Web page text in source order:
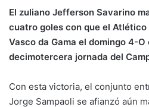
El zuliano Jefferson Savarino
cuatro goles con que el
Vasco da Gama el domingo 4-
decimotercera jornada del
Con esta victoria, el conjunto
Jorge Sampaoli se afianzó aún